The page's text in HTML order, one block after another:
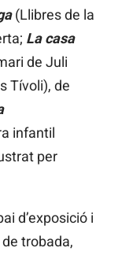
(Llibres de la
La casa
de Juli
Tívoli), de
infantil
per
d’exposició i
trobada,